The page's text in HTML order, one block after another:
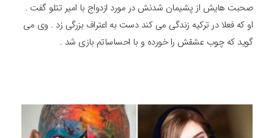
صحبت هایش از پشیمان شدنش در مورد ازدواج با امیر تتلو گفت .
او که فعلا در ترکیه زندگی می کند دست به اعتراف بزرگی زد . وی می
گوید که چوب عشقش را خورده و با احساساتم بازی شد .